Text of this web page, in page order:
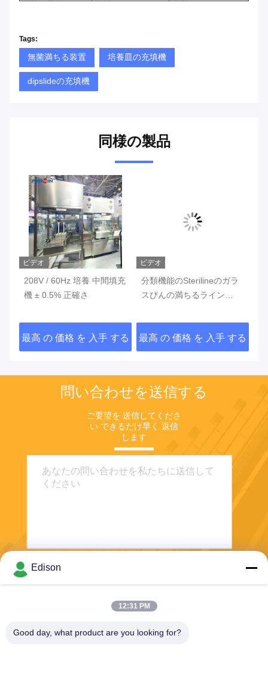
Tags:
無菌満ちる装置 培養皿の充填機
dipslideの充填機
同様の製品
ビデオ
208V / 60Hz 培養 中間填充
機 ± 0.5% 正確さ
最高 の 価格 を 入手 する
ビデオ
分類機能のSterilineのガラ
スびんの満ちるライン
最高 の 価格 を 入手 する
問い合わせを送信する
ご要望を 送信してくださ
い できるだけ早く 返信
します
Edison
12:31 PM
Good day, what product are you looking for?